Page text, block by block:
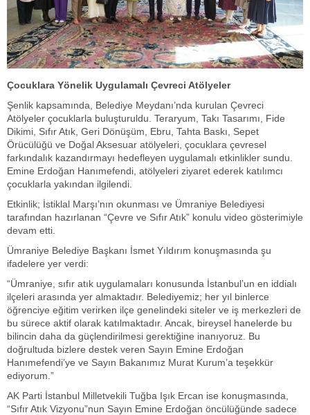
Çocuklara Yönelik Uygulamalı Çevreci Atölyeler
Şenlik kapsamında, Belediye Meydanı’nda kurulan Çevreci
Atölyeler çocuklarla buluşturuldu. Teraryum, Takı Tasarımı, Fide
Dikimi, Sıfır Atık, Geri Dönüşüm, Ebru, Tahta Baskı, Sepet
Örücülüğü ve Doğal Aksesuar atölyeleri, çocuklara çevresel
farkındalık kazandırmayı hedefleyen uygulamalı etkinlikler sundu.
Emine Erdoğan Hanımefendi, atölyeleri ziyaret ederek katılımcı
çocuklarla yakından ilgilendi.
Etkinlik; İstiklal Marşı’nın okunması ve Ümraniye Belediyesi
tarafından hazırlanan “Çevre ve Sıfır Atık” konulu video gösterimiyle
devam etti.
Ümraniye Belediye Başkanı İsmet Yıldırım konuşmasında şu
ifadelere yer verdi:
“Ümraniye, sıfır atık uygulamaları konusunda İstanbul’un en iddialı
ilçeleri arasında yer almaktadır. Belediyemiz; her yıl binlerce
öğrenciye eğitim verirken ilçe genelindeki siteler ve iş merkezleri de
bu sürece aktif olarak katılmaktadır. Ancak, bireysel hanelerde bu
bilincin daha da güçlendirilmesi gerektiğine inanıyoruz. Bu
doğrultuda bizlere destek veren Sayın Emine Erdoğan
Hanımefendi’ye ve Sayın Bakanımız Murat Kurum’a teşekkür
ediyorum.”
AK Parti İstanbul Milletvekili Tuğba Işık Ercan ise konuşmasında,
“Sıfır Atık Vizyonu”nun Sayın Emine Erdoğan öncülüğünde sadece